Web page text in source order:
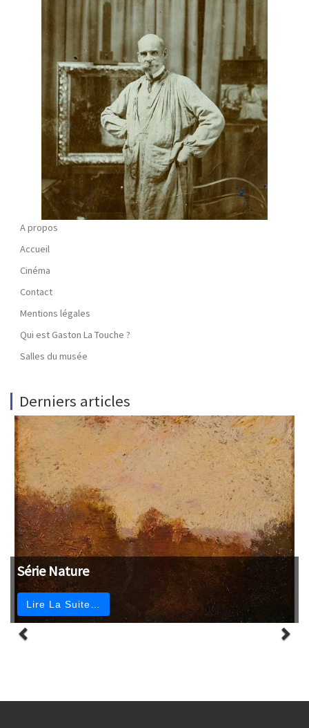
A propos
Accueil
Cinéma
Contact
Mentions légales
Qui est Gaston La Touche ?
Salles du musée
Derniers articles
Série Nature
Lire La Suite…